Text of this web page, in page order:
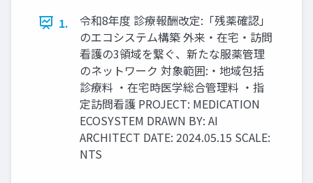
1.
令和8年度 診療報酬改定:「残薬確認」
のエコシステム構築 外来・在宅・訪問
看護の3領域を繋ぐ、新たな服薬管理
のネットワーク 対象範囲:・地域包括
診療料 ・在宅時医学総合管理料 ・指
定訪問看護 PROJECT: MEDICATION
ECOSYSTEM DRAWN BY: AI
ARCHITECT DATE: 2024.05.15 SCALE:
NTS